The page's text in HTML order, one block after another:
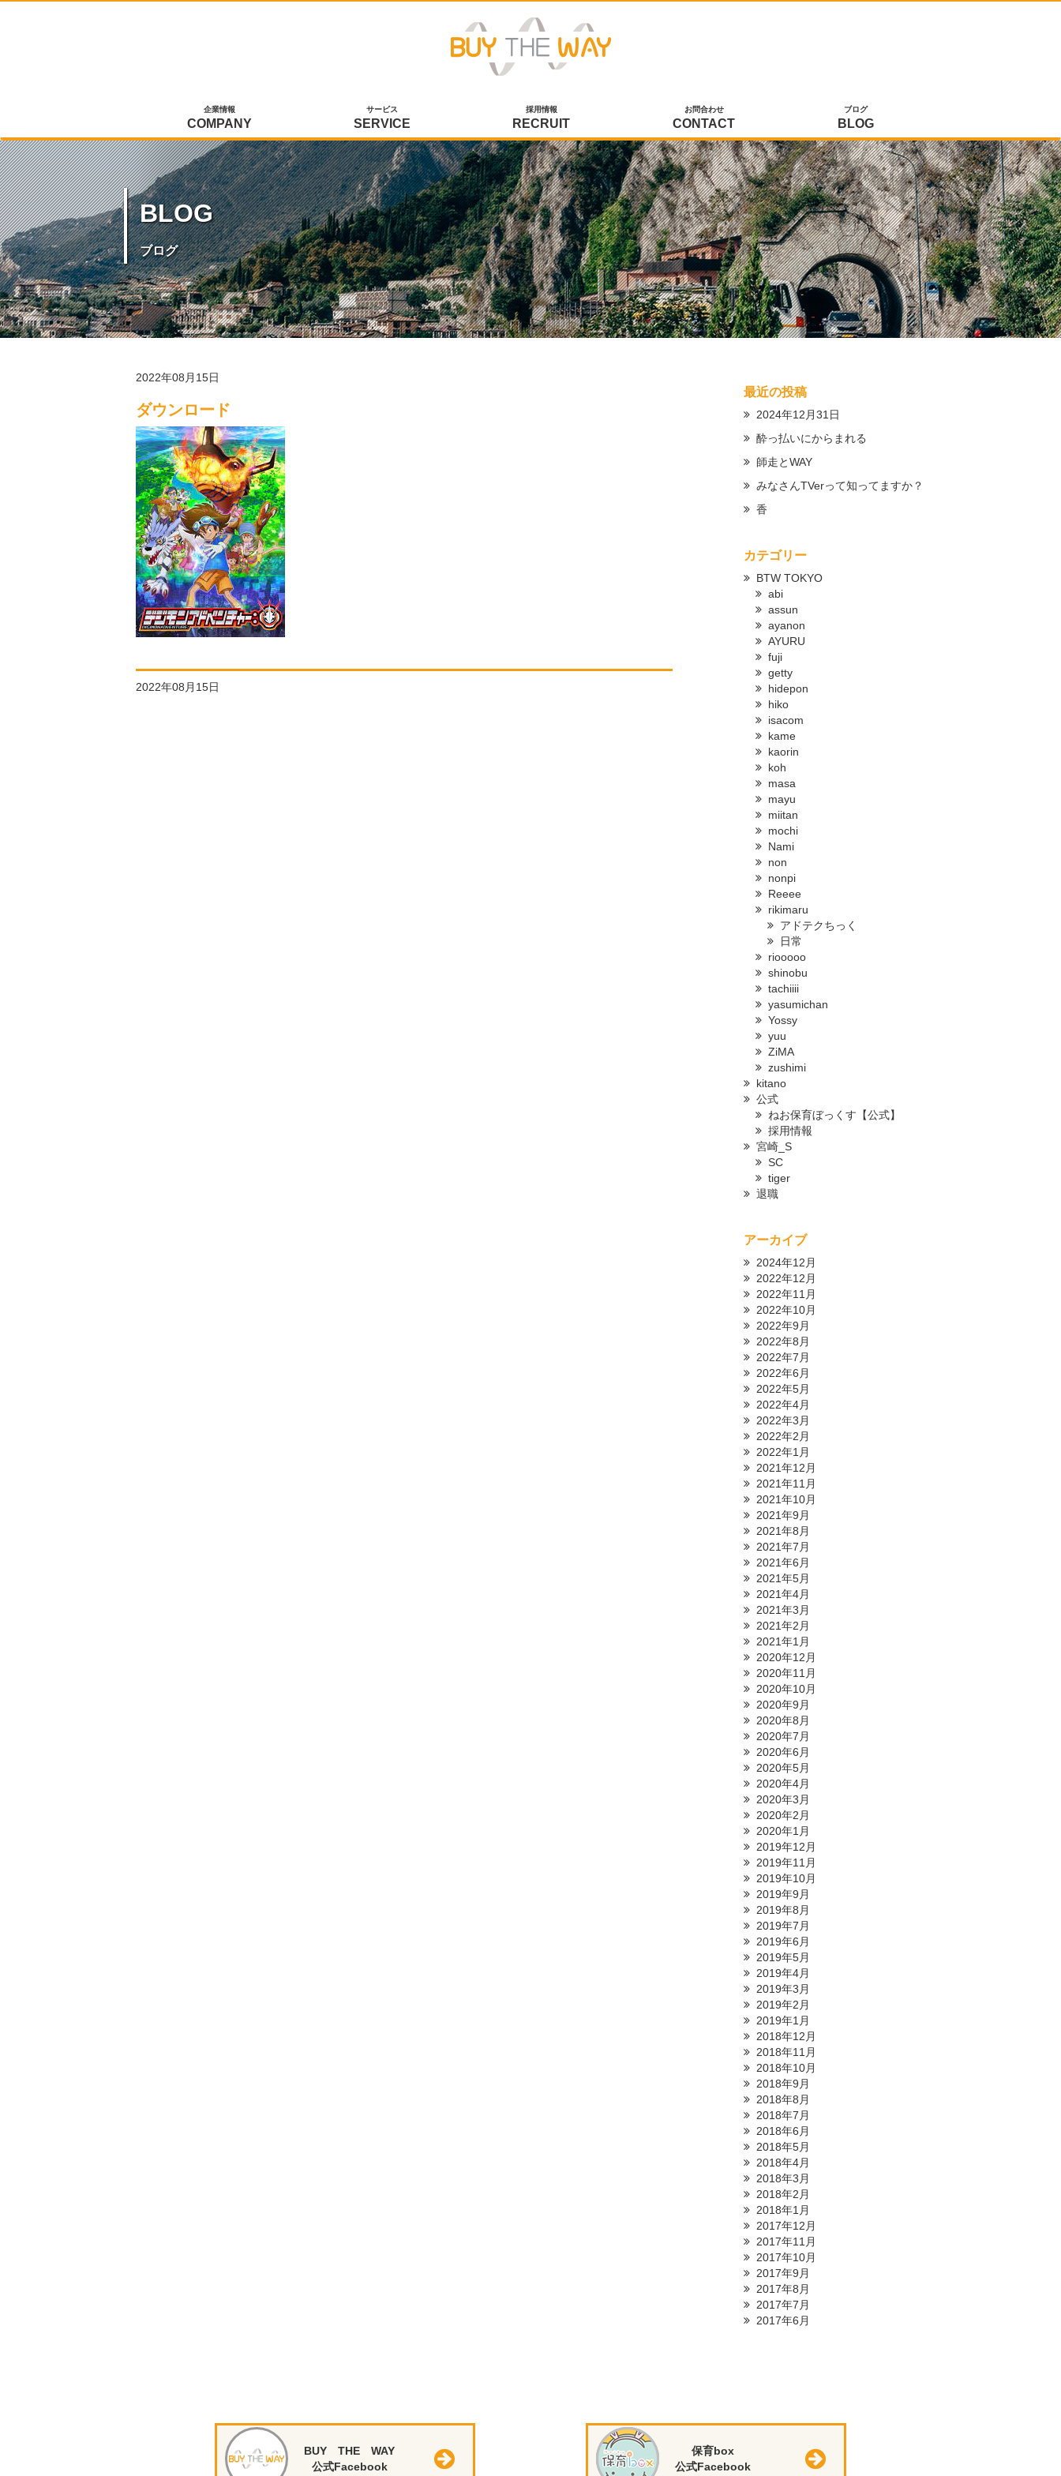
企業情報
COMPANY
サービス
SERVICE
採用情報
RECRUIT
お問合わせ
CONTACT
ブログ
BLOG
BLOG
ブログ
2022年08月15日
ダウンロード
2022年08月15日
最近の投稿
2024年12月31日
酔っ払いにからまれる
師走とWAY
みなさんTVerって知ってますか？
香
カテゴリー
BTW TOKYO
abi
assun
ayanon
AYURU
fuji
getty
hidepon
hiko
isacom
kame
kaorin
koh
masa
mayu
miitan
mochi
Nami
non
nonpi
Reeee
rikimaru
アドテクちっく
日常
riooooo
shinobu
tachiiii
yasumichan
Yossy
yuu
ZiMA
zushimi
kitano
公式
ねお保育ぼっくす【公式】
採用情報
宮崎_S
SC
tiger
退職
アーカイブ
2024年12月
2022年12月
2022年11月
2022年10月
2022年9月
2022年8月
2022年7月
2022年6月
2022年5月
2022年4月
2022年3月
2022年2月
2022年1月
2021年12月
2021年11月
2021年10月
2021年9月
2021年8月
2021年7月
2021年6月
2021年5月
2021年4月
2021年3月
2021年2月
2021年1月
2020年12月
2020年11月
2020年10月
2020年9月
2020年8月
2020年7月
2020年6月
2020年5月
2020年4月
2020年3月
2020年2月
2020年1月
2019年12月
2019年11月
2019年10月
2019年9月
2019年8月
2019年7月
2019年6月
2019年5月
2019年4月
2019年3月
2019年2月
2019年1月
2018年12月
2018年11月
2018年10月
2018年9月
2018年8月
2018年7月
2018年6月
2018年5月
2018年4月
2018年3月
2018年2月
2018年1月
2017年12月
2017年11月
2017年10月
2017年9月
2017年8月
2017年7月
2017年6月
BUY THE WAY
公式Facebook
保育box
公式Facebook